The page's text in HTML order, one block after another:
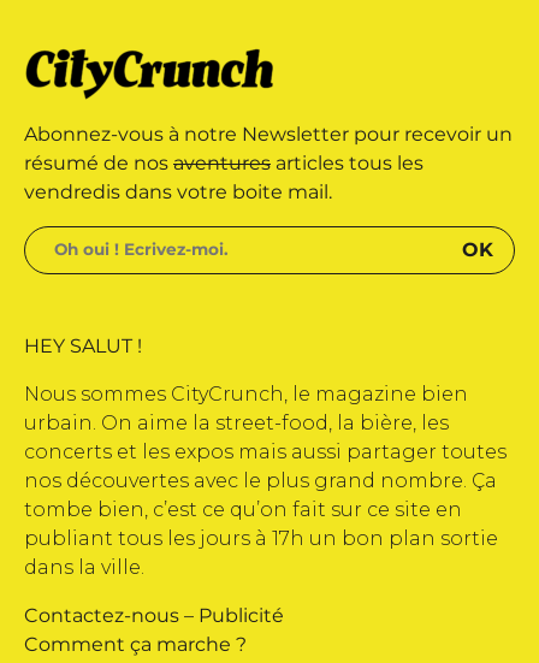
déposée • Tous droits
par Buena Onda Web •
Abonnez-vous à notre Newsletter pour recevoir un
résumé de nos aventures articles tous les
vendredis dans votre boite mail.
HEY SALUT !
Nous sommes CityCrunch, le magazine bien
urbain. On aime la street-food, la bière, les
concerts et les expos mais aussi partager toutes
nos découvertes avec le plus grand nombre. Ça
tombe bien, c’est ce qu’on fait sur ce site en
publiant tous les jours à 17h un bon plan sortie
dans la ville.
Contactez-nous – Publicité
Comment ça marche ?